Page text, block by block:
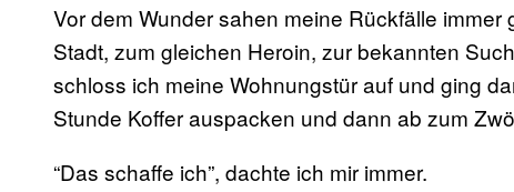
Vor dem Wunder sahen meine Rückfälle
Stadt, zum gleichen Heroin, zur bekannten
schloss ich meine Wohnungstür auf und ging
Stunde Koffer auspacken und dann ab zum
“Das schaffe ich”, dachte ich mir immer.